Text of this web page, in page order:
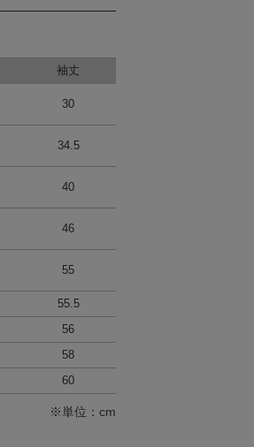
袖丈
30
34.5
40
46
55
55.5
56
58
60
※単位：cm